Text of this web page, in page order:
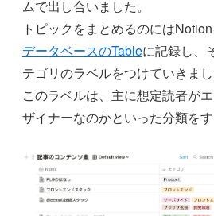
ムで出し合いました。
トピックをまとめるのには
データベースのTableに記録し、
テゴリのラベルをつけていきまし
このラベルは、主に想定読者が
ザイナーなのかといった分類をす